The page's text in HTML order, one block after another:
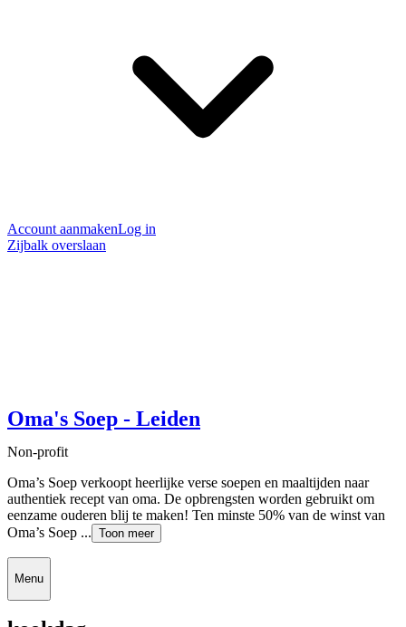
Account aanmakenLog in
Zijbalk overslaan
Oma's Soep - Leiden
Non-profit
Oma’s Soep verkoopt heerlijke verse soepen en maaltijden naar
authentiek recept van oma. De opbrengsten worden gebruikt om
eenzame ouderen blij te maken! Ten minste 50% van de winst van
Oma’s Soep ... Toon meer
Menu